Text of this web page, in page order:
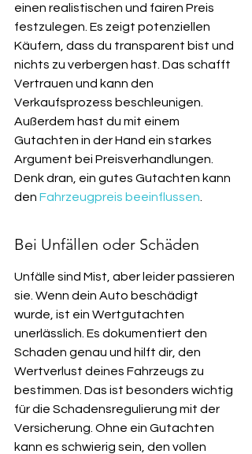
einen realistischen und fairen Preis
festzulegen. Es zeigt potenziellen
Käufern, dass du transparent bist und
nichts zu verbergen hast. Das schafft
Vertrauen und kann den
Verkaufsprozess beschleunigen.
Außerdem hast du mit einem
Gutachten in der Hand ein starkes
Argument bei Preisverhandlungen.
Denk dran, ein gutes Gutachten kann
den Fahrzeugpreis beeinflussen
Bei Unfällen oder Schäden
Unfälle sind Mist, aber leider passieren
sie. Wenn dein Auto beschädigt
wurde, ist ein Wertgutachten
unerlässlich. Es dokumentiert den
Schaden genau und hilft dir, den
Wertverlust deines Fahrzeugs zu
bestimmen. Das ist besonders wichtig
für die Schadensregulierung mit der
Versicherung. Ohne ein Gutachten
kann es schwierig sein, den vollen